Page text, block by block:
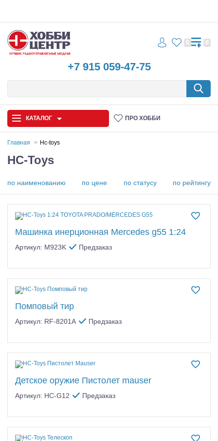
+7 915 059-47-75
0 0
КАТАЛОГ ПРО ХОББИ
Автомодели
Запчасти и аксессуары
Самолеты
Квадрокоптеры
Аппаратура и электроника
Аккумуляторы и батарейки
Зарядные устройства и блоки питания
Двигатели
Технические жидкости
Оптовая продажа запчастей для моделей
Главная Hc-toys
HC-Toys
по наименованию по цене по статусу по рейтингу
Машинка инерционная Mercedes g55 1:24
Артикул: M923K Предзаказ
Помповый тир
Артикул: RF-8201A Предзаказ
Детское оружие Пистолет mauser
Артикул: HC-G12 Предзаказ